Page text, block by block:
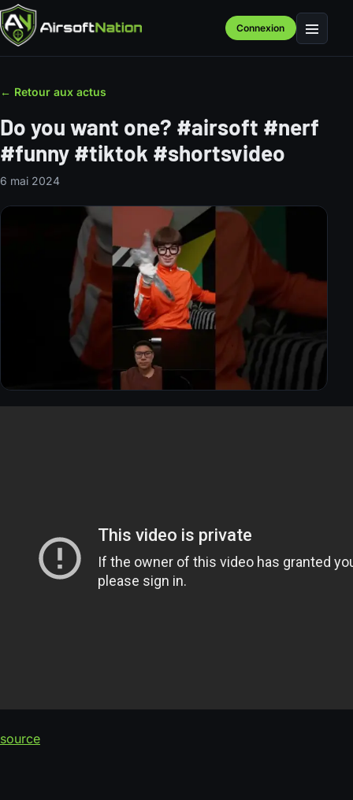
Connexion Menu
← Retour aux actus
Do you want one? #airsoft #nerf
#funny #tiktok #shortsvideo
6 mai 2024
source